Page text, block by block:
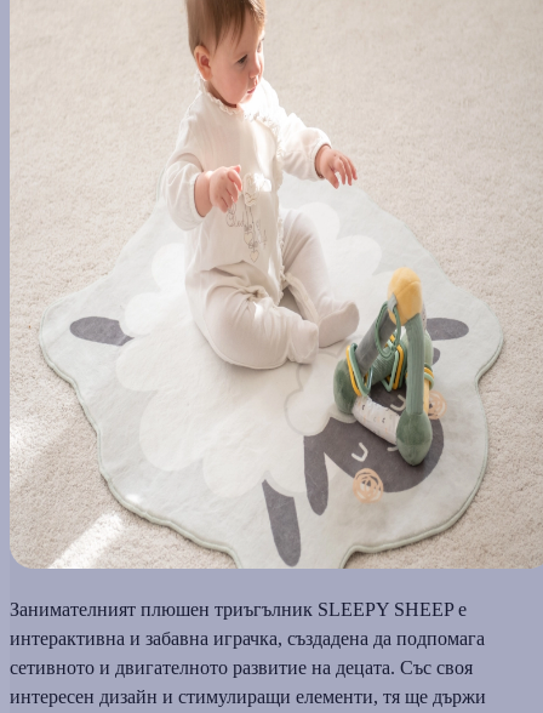
Занимателният плюшен триъгълник SLEEPY SHEEP е
интерактивна и забавна играчка, създадена да подпомага
сетивното и двигателното развитие на децата. Със своя
интересен дизайн и стимулиращи елементи, тя ще държи